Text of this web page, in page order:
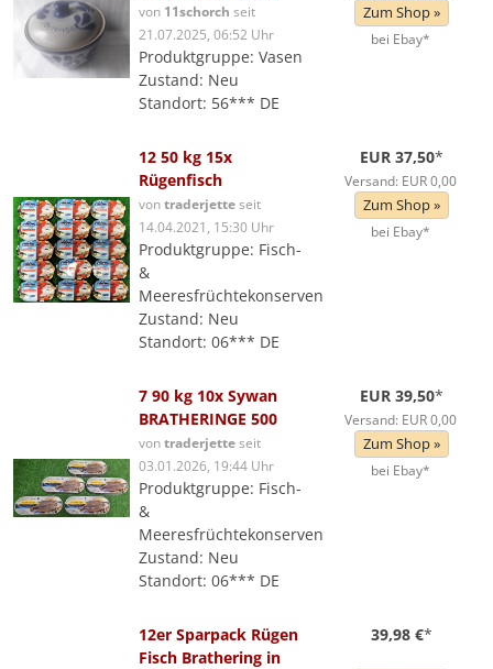
von 11schorch seit
21.07.2025, 06:52 Uhr
Produktgruppe: Vasen
Zustand: Neu
Standort: 56*** DE
Zum Shop »
bei Ebay*
12 50 kg 15x
Rügenfisch
vontraderjetteseit
14.04.2021, 15:30 Uhr
Produktgruppe: Fisch-
&
Meeresfrüchtekonserven
Zustand: Neu
Standort: 06*** DE
EUR 37,50*
Versand: EUR 0,00
Zum Shop »
bei Ebay*
7 90 kg 10x Sywan
BRATHERINGE 500
vontraderjetteseit
03.01.2026, 19:44 Uhr
Produktgruppe: Fisch-
&
Meeresfrüchtekonserven
Zustand: Neu
Standort: 06*** DE
EUR 39,50*
Versand: EUR 0,00
Zum Shop »
bei Ebay*
12er Sparpack Rügen
Fisch Brathering in
39,98 €*